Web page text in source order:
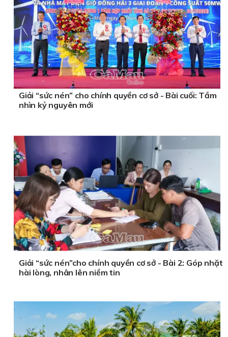
Giải “sức nén” cho chính quyền cơ sở - Bài cuối: Tầm
nhìn kỷ nguyên mới
Giải “sức nén”cho chính quyền cơ sở - Bài 2: Góp nhặt
hài lòng, nhân lên niềm tin